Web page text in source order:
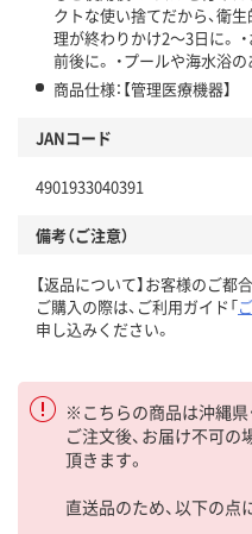
クトな使い捨てだから、衛生
理が終わりかけ2～3日に。
前後に。 ・プールや海水浴の
商品仕様：【管理医療機器】
JANコード
4901933040391
備考（ご注意）
【返品について】お客様のご都
ご購入の際は、ご利用ガイド「
申し込みください。
※こちらの商品は沖縄県
ご注文後、お届け不可の
頂きます。
直送品のため、以下の点